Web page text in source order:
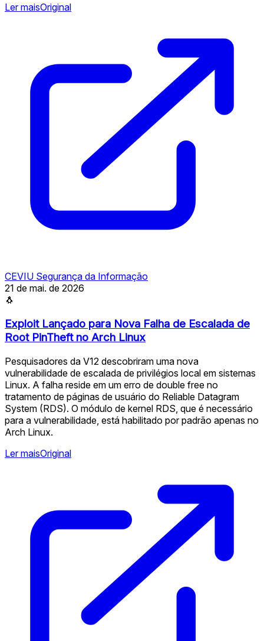
Ler maisOriginal
CEVIU Segurança da Informação
21 de mai. de 2026
🐧
Exploit Lançado para Nova Falha de Escalada de
Root PinTheft no Arch Linux
Pesquisadores da V12 descobriram uma nova
vulnerabilidade de escalada de privilégios local em sistemas
Linux. A falha reside em um erro de double free no
tratamento de páginas de usuário do Reliable Datagram
System (RDS). O módulo de kernel RDS, que é necessário
para a vulnerabilidade, está habilitado por padrão apenas no
Arch Linux.
Ler maisOriginal